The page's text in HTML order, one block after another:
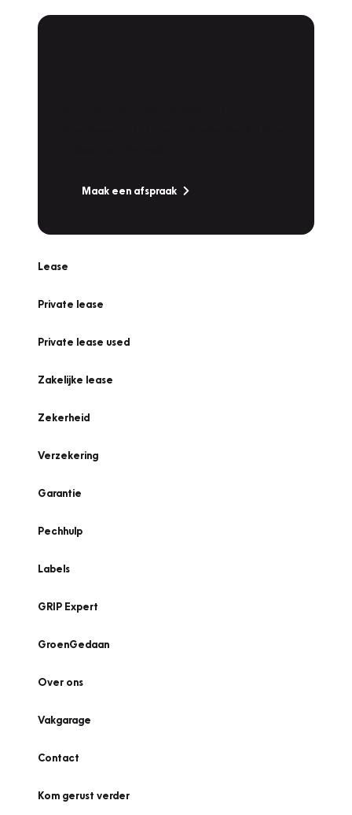
Maak een afspraak
Lease
Private lease
Private lease used
Zakelijke lease
Zekerheid
Verzekering
Garantie
Pechhulp
Labels
GRIP Expert
GroenGedaan
Over ons
Vakgarage
Contact
Kom gerust verder